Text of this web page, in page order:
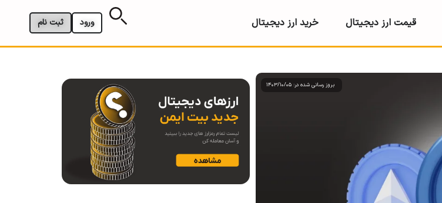
قیمت ارز دیجیتال خرید ارز دیجیتال ثبت نام ورود
بروز رسانی شده در: 1403/10/05